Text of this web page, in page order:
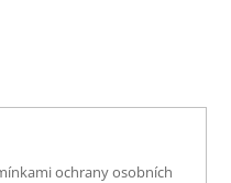
ochrany osobních